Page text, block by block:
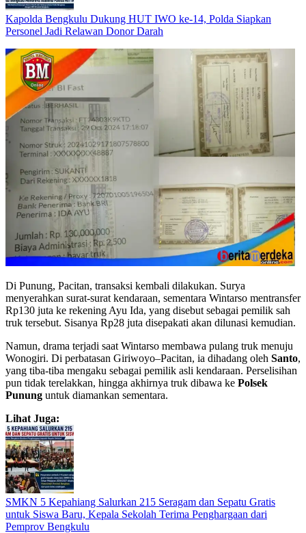
Kapolda Bengkulu Dukung HUT IWO ke-14, Polda Siapkan
Personel Jadi Relawan Donor Darah
Di Punung, Pacitan, transaksi kembali dilakukan. Surya
menyerahkan surat-surat kendaraan, sementara Wintarso mentransfer
Rp130 juta ke rekening Ayu Ida, yang disebut sebagai pemilik sah
truk tersebut. Sisanya Rp28 juta disepakati akan dilunasi kemudian.
Namun, drama terjadi saat Wintarso membawa pulang truk menuju
Wonogiri. Di perbatasan Giriwoyo–Pacitan, ia dihadang oleh Santo,
yang tiba-tiba mengaku sebagai pemilik asli kendaraan. Perselisihan
pun tidak terelakkan, hingga akhirnya truk dibawa ke Polsek
Punung untuk diamankan sementara.
Lihat Juga:
SMKN 5 Kepahiang Salurkan 215 Seragam dan Sepatu Gratis
untuk Siswa Baru, Kepala Sekolah Terima Penghargaan dari
Pemprov Bengkulu